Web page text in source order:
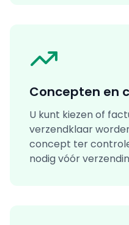
Concepten en
U kunt kiezen of
verzendklaar
concept ter
nodig vóór